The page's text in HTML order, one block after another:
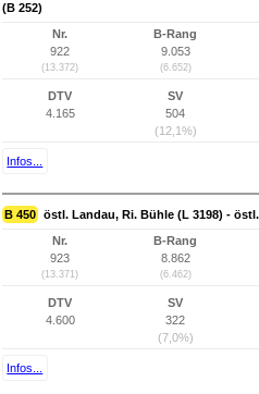
(B 252)
Nr.
922
(13.372)
B-Rang
9.053
(6.652)
DTV
4.165
SV
504
(12,1%)
Infos...
B 450 östl. Landau, Ri. Bühle (L 3198) -
Nr.
923
(13.371)
B-Rang
8.862
(6.462)
DTV
4.600
SV
322
(7,0%)
Infos...